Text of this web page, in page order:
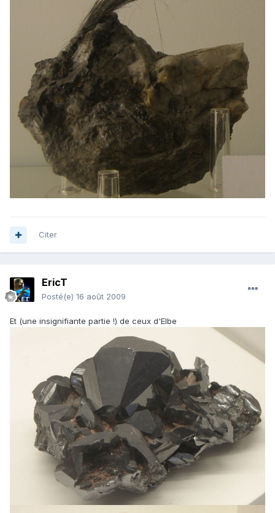
Citer
EricT
Posté(e) 16 août 2009
Et (une insignifiante partie !) de ceux d'Elbe